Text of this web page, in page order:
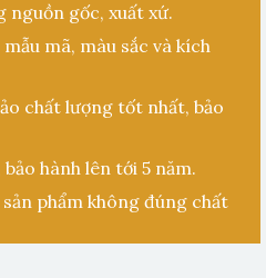
nguồn gốc, xuất xứ.
mã, màu sắc và kích
chất lượng tốt nhất, bảo
hành lên tới 5 năm.
phẩm không đúng chất